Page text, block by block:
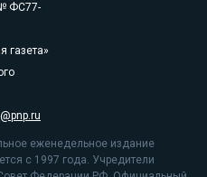
ФС77-
газета»
еженедельное издание
с 1997 года. Учредители